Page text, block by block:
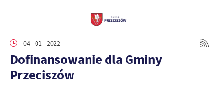
04 - 01 - 2022
Dofinansowanie dla Gminy
Przeciszów